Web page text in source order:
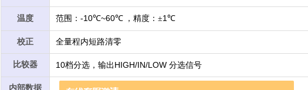
温度 范围： -10℃~60℃ ，精度：±1 ℃
校正 全量程内短路清零
比较器 10档分选，输出 HIGH/IN/LOW 分选信号
内部数据